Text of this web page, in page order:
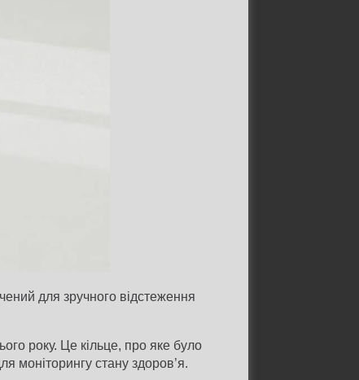
для зручного відстеження
року. Це кільце, про яке було
моніторингу стану здоров’я.